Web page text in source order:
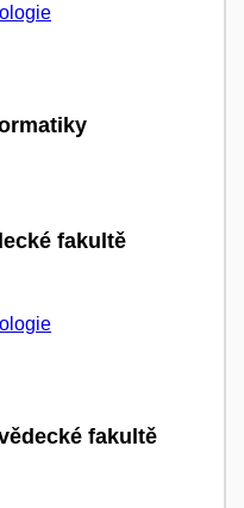
fakultě
fakultě